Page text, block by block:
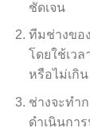
ชัดเจน
ทีมช่างขอ
โดยใช้เว
หรือไม่เกิ
ช่างจะทำ
ดำเนินกา